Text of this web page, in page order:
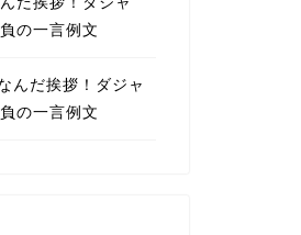
の一言例文
んだ挨拶！ダジャ
の一言例文